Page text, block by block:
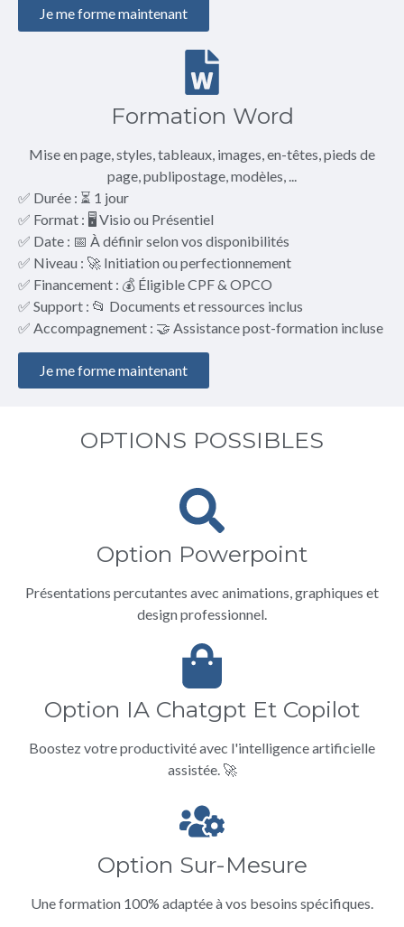
Je me forme maintenant
Formation Word
Mise en page, styles, tableaux, images, en-têtes, pieds de
page, publipostage, modèles, ...
✅ Durée : ⏳ 1 jour
✅ Format : 🖥️ Visio ou Présentiel
✅ Date : 📅 À définir selon vos disponibilités
✅ Niveau : 🚀 Initiation ou perfectionnement
✅ Financement : 💰 Éligible CPF & OPCO
✅ Support : 📂 Documents et ressources inclus
✅ Accompagnement : 🤝 Assistance post-formation incluse
Je me forme maintenant
OPTIONS POSSIBLES
Option Powerpoint
Présentations percutantes avec animations, graphiques et
design professionnel.
Option IA Chatgpt Et Copilot
Boostez votre productivité avec l'intelligence artificielle
assistée. 🚀
Option Sur-Mesure
Une formation 100% adaptée à vos besoins spécifiques.